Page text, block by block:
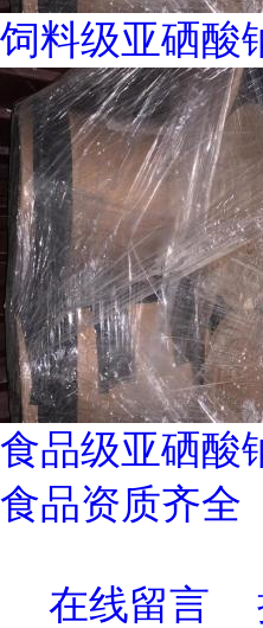
饲料级亚硒酸
食品级亚硒酸
食品资质齐全
在线留言